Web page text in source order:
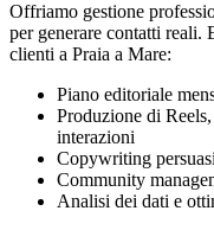
Offriamo gestione
per generare contatti reali.
clienti a Praia a Mare:
Piano editoriale
Produzione di
interazioni
Copywriting
Community
Analisi dei dati e